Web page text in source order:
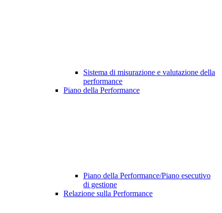
Sistema di misurazione e valutazione della
performance
Piano della Performance
Piano della Performance/Piano esecutivo
di gestione
Relazione sulla Performance